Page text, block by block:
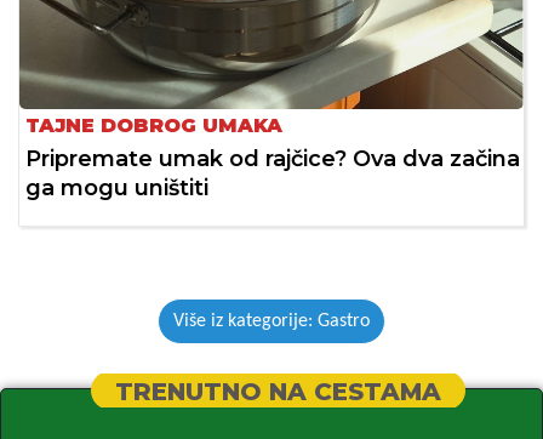
TAJNE DOBROG UMAKA
Pripremate umak od rajčice? Ova dva začina
ga mogu uništiti
Više iz kategorije: Gastro
TRENUTNO NA CESTAMA